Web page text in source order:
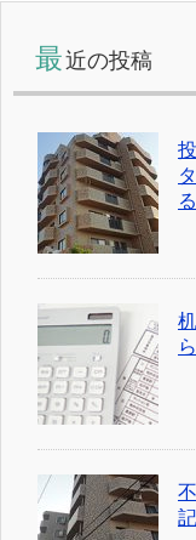
最近の投稿